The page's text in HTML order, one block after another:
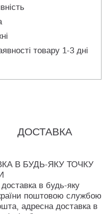
товару 1-3 дні
ДОСТАВКА
В БУДЬ-ЯКУ ТОЧКУ
в будь-яку
поштовою службою
адресна доставка в